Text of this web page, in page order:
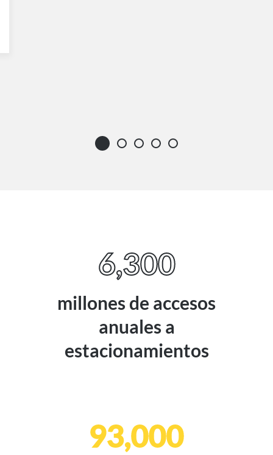
6,300
millones de accesos
anuales a
estacionamientos
93,000